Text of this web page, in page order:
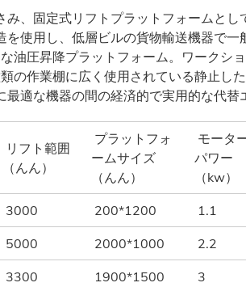
、固定式リフトプラットフォームとし
使用し、低層ビルの貨物輸送機器で一
油圧昇降プラットフォーム。ワークシ
の作業棚に広く使用されている静止し
適な機器の間の経済的で実用的な代替
リフト範囲
（んん）
プラットフォ
ームサイズ
（んん）
モータ
パワー
（kw）
3000 200*1200 1.1
5000 2000*1000 2.2
3300 1900*1500 3